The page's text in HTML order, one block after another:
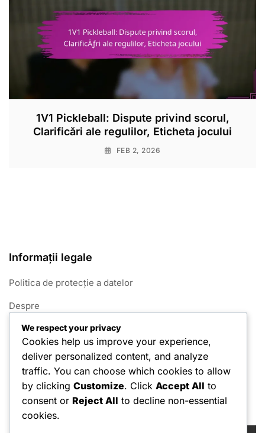
1V1 Pickleball: Dispute privind scorul,
Clarificări ale regulilor, Eticheta jocului
FEB 2, 2026
Informații legale
Politica de protecție a datelor
Despre
Termeni și condiții
Contactează-ne
Politica privind cookie-urile
Căutare
We respect your privacy
Cookies help us improve your experience,
deliver personalized content, and analyze
traffic. You can choose which cookies to allow
by clicking Customize. Click Accept All to
consent or Reject All to decline non-essential
cookies.